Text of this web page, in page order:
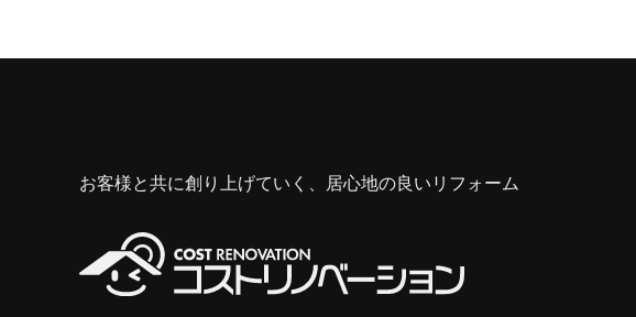
お客様と共に創り上げていく、居心地の良いリフォーム